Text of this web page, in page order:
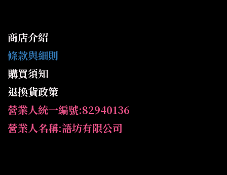
商店介紹
條款與細則
購買須知
退換貨政策
營業人統一編號:82940136
營業人名稱:語坊有限公司